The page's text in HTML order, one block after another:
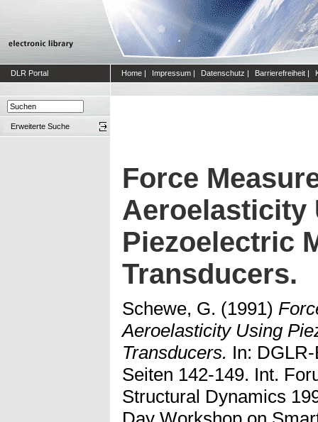
DLR Portal Home | Impressum | Datenschutz | Barrierefreiheit |
Erweiterte Suche
Force
Aeroelasticity
Piezoelectric
Transducers.
Schewe, G. (1991)
Aeroelasticity Using
Transducers. In:
Seiten 142-149. Int.
Structural Dynamics